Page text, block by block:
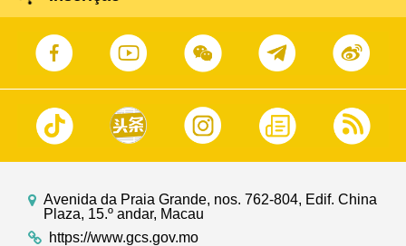
Avenida da Praia Grande, nos. 762-804, Edif. China
Plaza, 15.º andar, Macau
https://www.gcs.gov.mo